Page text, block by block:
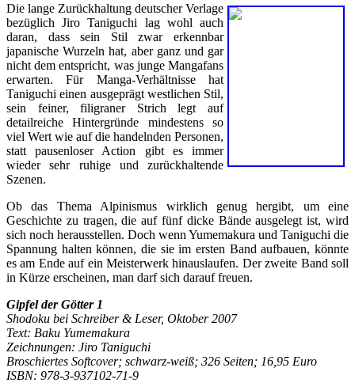
Die lange Zurückhaltung deutscher Verlage
bezüglich Jiro Taniguchi lag wohl auch
daran, dass sein Stil zwar erkennbar
japanische Wurzeln hat, aber ganz und gar
nicht dem entspricht, was junge Mangafans
erwarten. Für Manga-Verhältnisse hat
Taniguchi einen ausgeprägt westlichen Stil,
sein feiner, filigraner Strich legt auf
detailreiche Hintergründe mindestens so
viel Wert wie auf die handelnden Personen,
statt pausenloser Action gibt es immer
wieder sehr ruhige und zurückhaltende
Szenen.
Ob das Thema Alpinismus wirklich genug hergibt, um eine
Geschichte zu tragen, die auf fünf dicke Bände ausgelegt ist, wird
sich noch herausstellen. Doch wenn Yumemakura und Taniguchi die
Spannung halten können, die sie im ersten Band aufbauen, könnte
es am Ende auf ein Meisterwerk hinauslaufen. Der zweite Band soll
in Kürze erscheinen, man darf sich darauf freuen.
Gipfel der Götter 1
Shodoku bei Schreiber & Leser, Oktober 2007
Text: Baku Yumemakura
Zeichnungen: Jiro Taniguchi
Broschiertes Softcover; schwarz-weiß; 326 Seiten; 16,95 Euro
ISBN: 978-3-937102-71-9